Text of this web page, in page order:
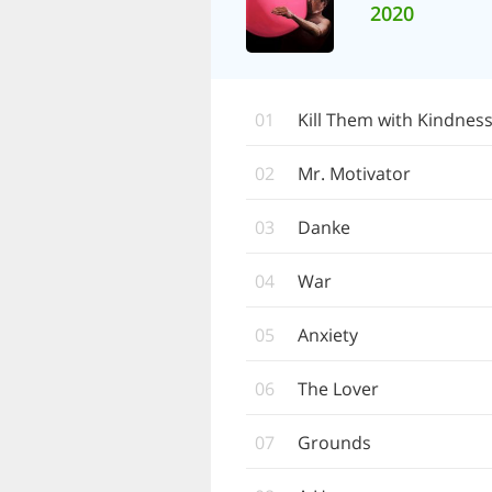
2020
01 Kill Them with Kindness
02 Mr. Motivator
03 Danke
04 War
05 Anxiety
06 The Lover
07 Grounds